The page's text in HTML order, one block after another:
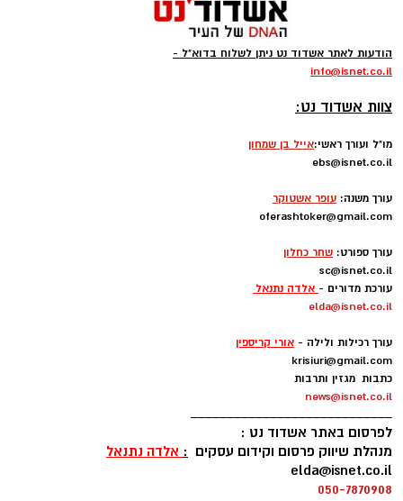
הודעות לאתר אשדוד נט ניתן לשלוח בדוא"ל -
info@isnet.co.il
צוות אשדוד נט:
מו"ל ועורך ראשי:אייל בן שמחון
ebs@isnet.co.il
עורך משנה: עופר אשטוקר
oferashtoker@gmail.com
עורך ספורט: שחר כחלון
sc@isnet.co.il
עורכת מדורים - אלדה נתנאל
elda@isnet.co.il
עורך רכילות ולילה - אורי קריספין
krisiuri@gmail.com
כתבות מגזין ותרבות
news@isnet.co.il
____________________________
לפרסום באתר אשדוד נט :
מנהלת שיווק פרסום וקידום עסקים : אלדה נתנאל
elda@isnet.co.il
050-7870908